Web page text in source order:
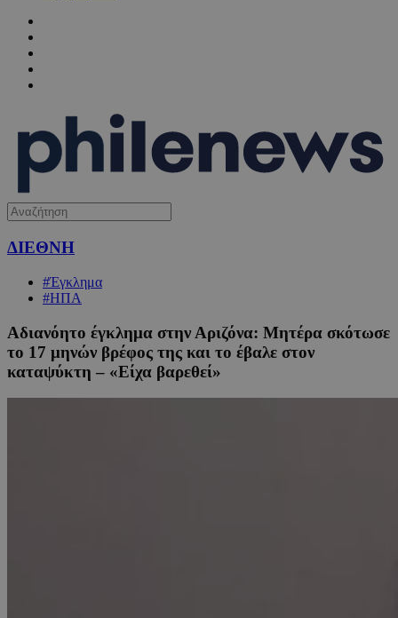
ΔΙΕΘΝΗ
#Έγκλημα
#ΗΠΑ
Αδιανόητο έγκλημα στην Αριζόνα: Μητέρα σκότωσε
το 17 μηνών βρέφος της και το έβαλε στον
καταψύκτη – «Είχα βαρεθεί»